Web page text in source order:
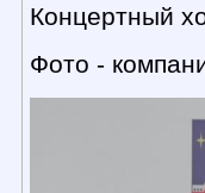
Концертный
Фото -